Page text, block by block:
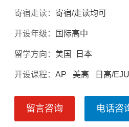
寄宿走读： 寄宿/走读均可
开设年级： 国际高中
留学方向： 美国 日本
开设课程：AP 美高 日高/
留言咨询 电话咨